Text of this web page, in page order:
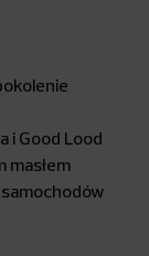
i Good Lood
masłem